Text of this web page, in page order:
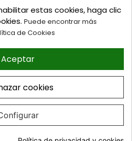
Invierno:
de 09:30h a 13:30h
de 16:30h a 20:00h
web Celebrand
estas cookies, haga clic
Puede encontrar más
de Cookies
Aceptar
cookies